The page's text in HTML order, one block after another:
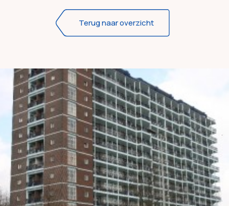
Terug naar overzicht